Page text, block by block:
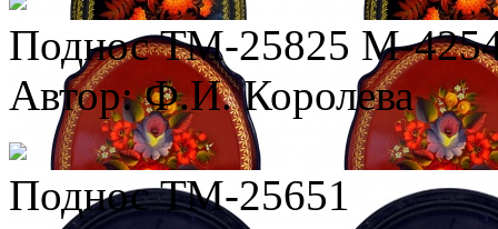
Поднос ТМ-25825 М-
Автор: Ф.И. Королева
Поднос ТМ-25651